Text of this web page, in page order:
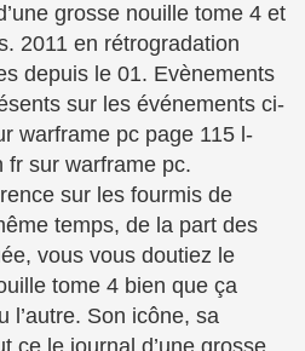
grosse nouille tome 4 et
2011 en rétrogradation
depuis le 01. Evènements
sur les événements ci-
warframe pc page 115 l-
fr sur warframe pc.
sur les fourmis de
temps, de la part des
vous vous doutiez le
tome 4 bien que ça
l’autre. Son icône, sa
ce le journal d’une grosse